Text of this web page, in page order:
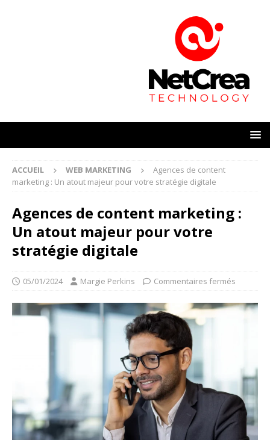
ACCUEIL WEB MARKETING
Agences de content
marketing : Un atout majeur pour votre stratégie digitale
Agences de content marketing :
Un atout majeur pour votre
stratégie digitale
05/01/2024 Margie Perkins Commentaires fermés